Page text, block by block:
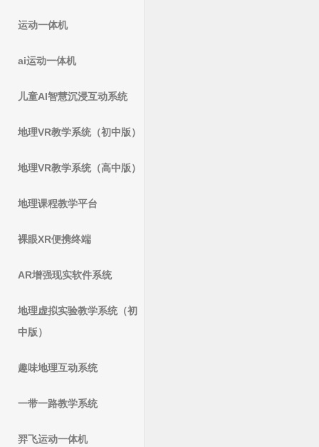
运动一体机
ai运动一体机
儿童AI智慧沉浸互动系统
地理VR教学系统（初中版）
地理VR教学系统（高中版）
地理课程教学平台
裸眼XR便携终端
AR增强现实软件系统
地理虚拟实验教学系统（初
中版）
趣味地理互动系统
一带一路教学系统
羿飞运动一体机